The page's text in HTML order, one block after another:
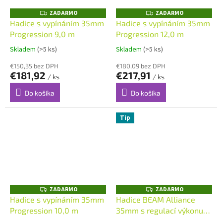
Z
A
D
A
M
ZADARMO
Hadice s vypínáním 35mm
Progression 9,0 m
Skladem (>5 ks)
€150,35 bez DPH
€181,92 / ks
Do košíka
Z
A
D
A
M
ZADARMO
Hadice s vypínáním 35mm
Progression 12,0 m
Skladem (>5 ks)
€180,09 bez DPH
€217,91 / ks
Do košíka
Z
A
D
A
ZADARMO
Hadice s vypínáním 35mm
Progression 10,0 m
Tip
Z
A
D
A
ZADARMO
Hadice BEAM Alliance
35mm s regulací výkonu